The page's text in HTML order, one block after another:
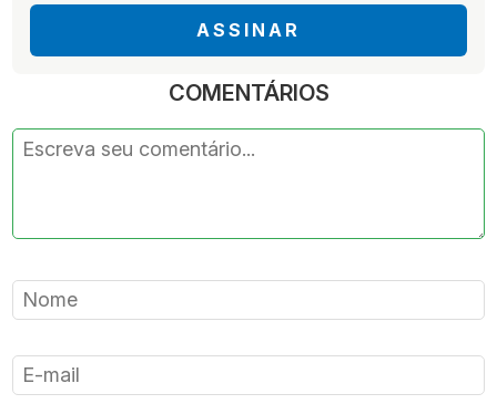
ASSINAR
COMENTÁRIOS